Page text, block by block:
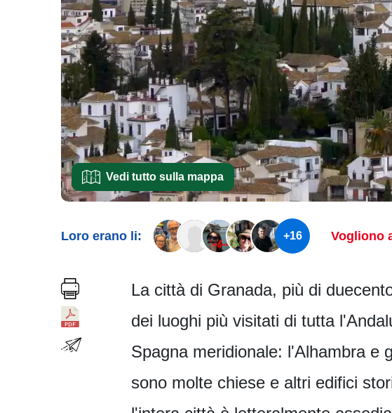
Vedi tutto sulla mappa
Loro erano li: +16 Vogliono
La città di Granada, più di
dei luoghi più visitati di tutta
Spagna meridionale: l'Alhambra e
sono molte chiese e altri edifici